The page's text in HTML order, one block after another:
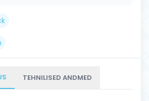
TEHNILISED ANDMED